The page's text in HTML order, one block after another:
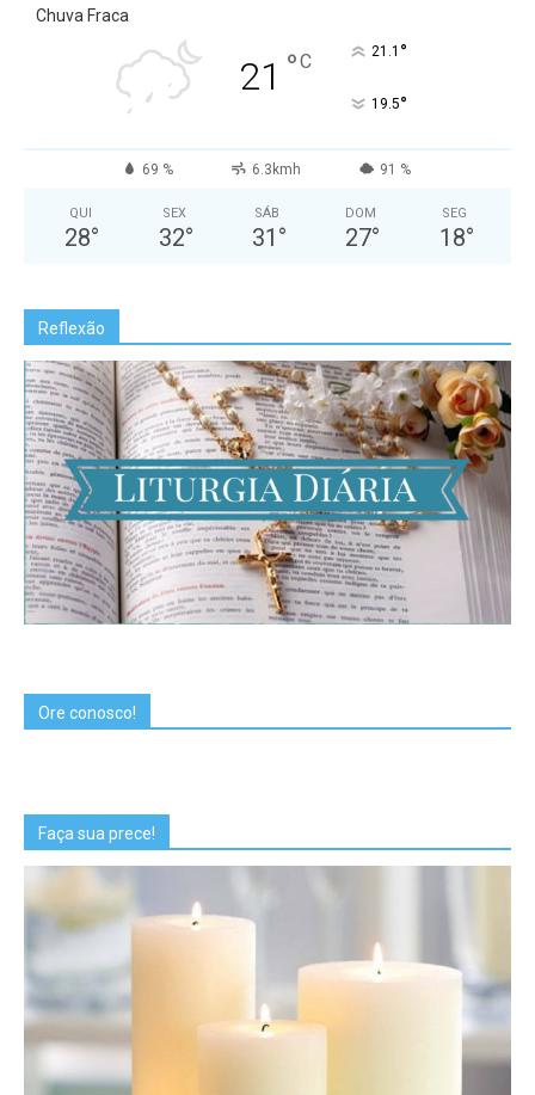
Chuva Fraca
21 °C 21.1 °
19.5°
69 % 6.3kmh 91 %
QUI
28°
SEX
32°
SÁB
31 °
DOM
27°
SEG
18°
Reflexão
Ore conosco!
Faça sua prece!